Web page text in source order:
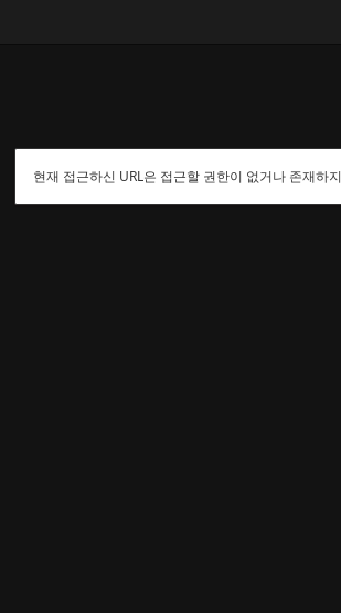
현재 접근하신 URL은 접근할 권한이 없거나 존재하